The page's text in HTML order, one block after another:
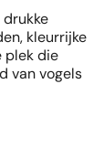
kleurrijke
plek die
van vogels